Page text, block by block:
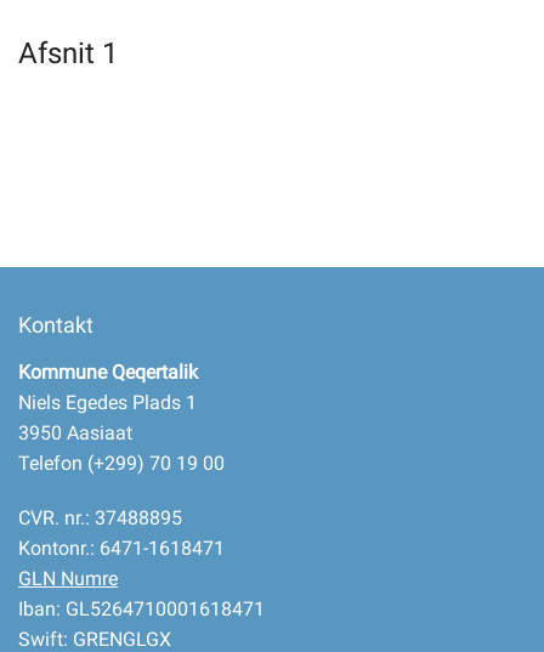
Afsnit 1
Kontakt
Kommune Qeqertalik
Niels Egedes Plads 1
3950 Aasiaat
Telefon (+299) 70 19 00
CVR. nr.: 37488895
Kontonr.: 6471-1618471
GLN Numre
Iban: GL5264710001618471
Swift: GRENGLGX